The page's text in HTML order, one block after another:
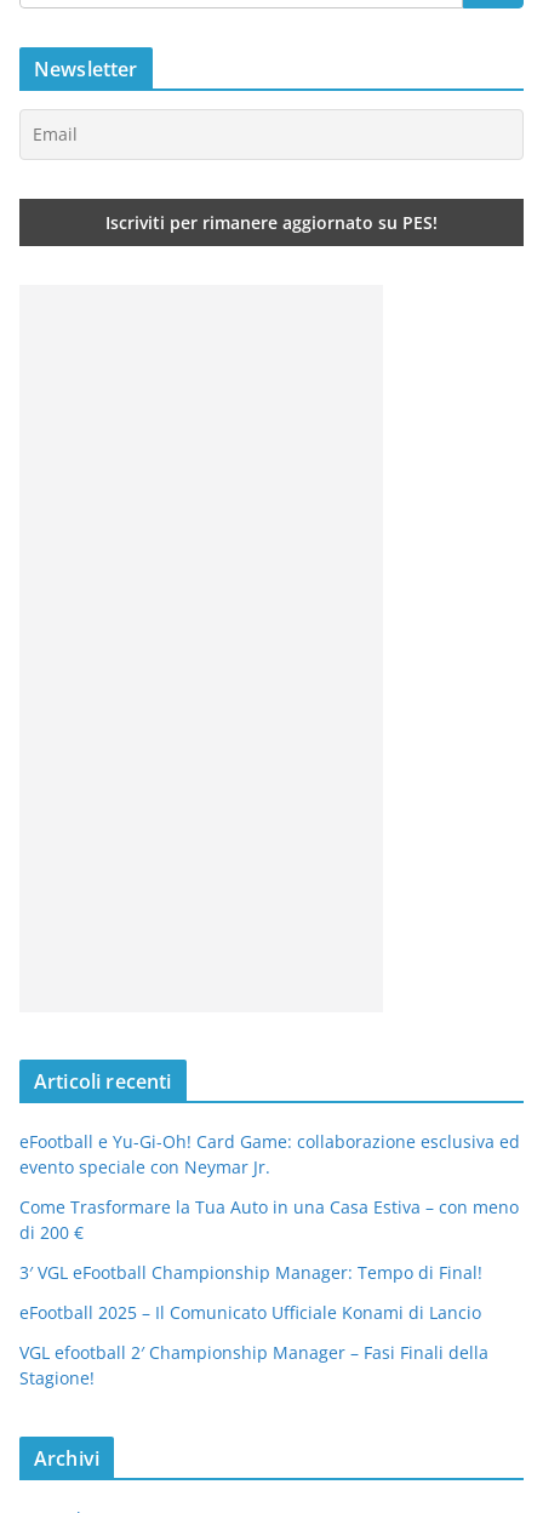
Newsletter
Articoli recenti
eFootball e Yu-Gi-Oh! Card Game: collaborazione esclusiva ed
evento speciale con Neymar Jr.
Come Trasformare la Tua Auto in una Casa Estiva – con meno
di 200 €
3′ VGL eFootball Championship Manager: Tempo di Final!
eFootball 2025 – Il Comunicato Ufficiale Konami di Lancio
VGL efootball 2′ Championship Manager – Fasi Finali della
Stagione!
Archivi